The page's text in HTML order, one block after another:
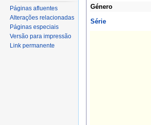
Género
Série
Páginas afluentes
Alterações relacionadas
Páginas especiais
Versão para impressão
Link permanente